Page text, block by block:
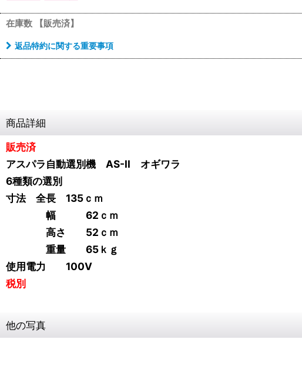
在庫数 【販売済】
返品特約に関する重要事項
商品詳細
販売済
アスパラ自動選別機 AS-II オギワラ
6種類の選別
寸法 全長 135ｃｍ
幅 62ｃｍ
高さ 52ｃｍ
重量 65ｋｇ
使用電力 100V
税別
他の写真